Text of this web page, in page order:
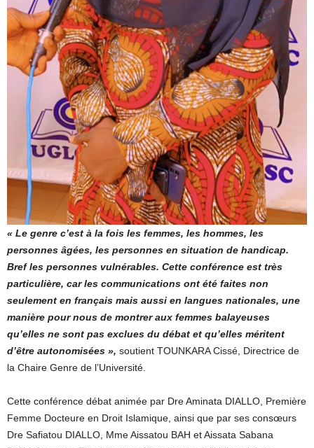
« Le genre c’est à la fois les femmes, les hommes, les
personnes âgées, les personnes en situation de handicap.
Bref les personnes vulnérables. Cette conférence est très
particulière, car les communications ont été faites non
seulement en français mais aussi en langues nationales, une
manière pour nous de montrer aux femmes balayeuses
qu’elles ne sont pas exclues du débat et qu’elles méritent
d’être autonomisées », soutient TOUNKARA Cissé, Directrice de
la Chaire Genre de l’Université.
Cette conférence débat animée par Dre Aminata DIALLO, Première
Femme Docteure en Droit Islamique, ainsi que par ses consœurs
Dre Safiatou DIALLO, Mme Aissatou BAH et Aissata Sabana